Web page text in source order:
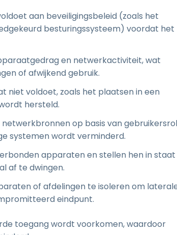
aan beveiligingsbeleid (zoals het
besturingssysteem) voordat het
en netwerkactiviteit, wat
of afwijkend gebruik.
voldoet, zoals het plaatsen in een
hersteld.
op basis van
systemen wordt verminderd.
apparaten en stellen hen in staat
af te dwingen.
of afdelingen te isoleren om
eindpunt.
toegang wordt voorkomen, waardoor